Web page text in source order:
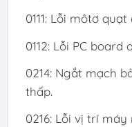
0111: Lỗi môtơ
0112: Lỗi PC board
0214: Ngắt mạch
thấp.
0216: Lỗi vị trí máy